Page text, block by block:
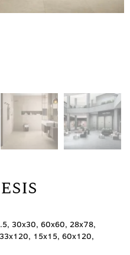
30x30, 60x60, 28x78,
15x15, 60x120,